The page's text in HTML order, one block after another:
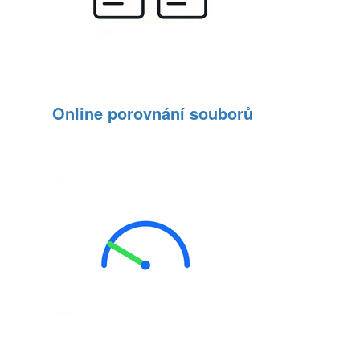
Online porovnání souborů